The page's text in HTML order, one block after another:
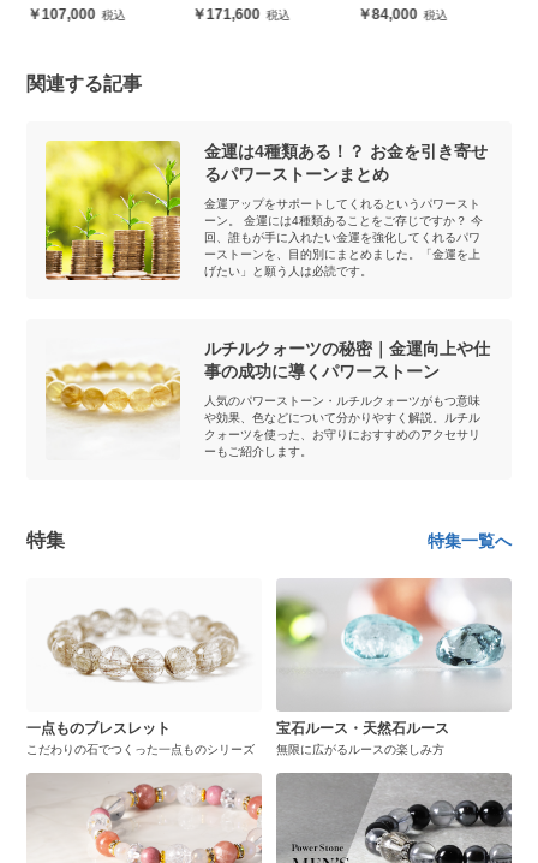
107,000
レスレット
171,600
ト84,000
関連する記事
金運は4種類ある！？ お金を引き寄せ
るパワーストーンまとめ
金運アップをサポートしてくれるというパワースト
ーン。 金運には4種類あることをご存じですか？ 今
回、誰もが手に入れたい金運を強化してくれるパワ
ーストーンを、目的別にまとめました。「金運を上
げたい」と願う人は必読です。
ルチルクォーツの秘密｜金運向上や仕
事の成功に導くパワーストーン
人気のパワーストーン・ルチルクォーツがもつ意味
や効果、色などについて分かりやすく解説。ルチル
クォーツを使った、お守りにおすすめのアクセサリ
ーもご紹介します。
特集 特集一覧へ
一点ものブレスレット
こだわりの石でつくった一点ものシリーズ
宝石ルース・天然石ルース
無限に広がるルースの楽しみ方